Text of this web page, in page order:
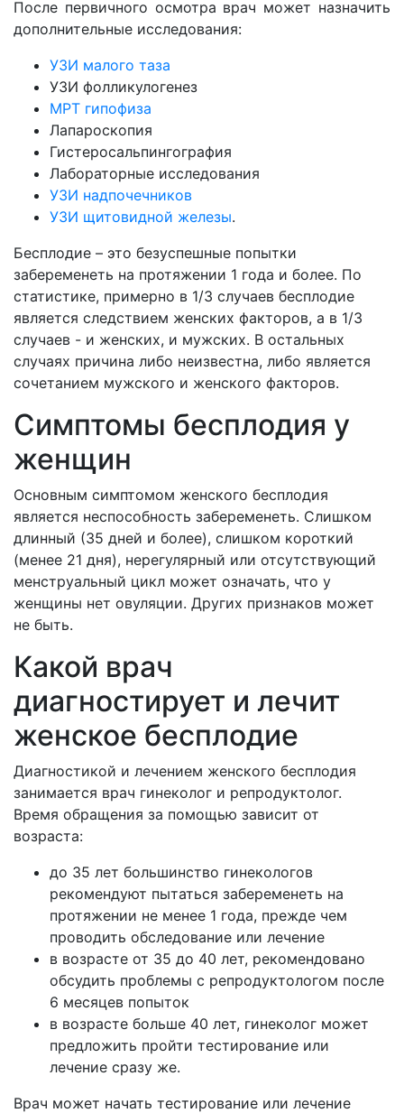
После первичного осмотра врач может назначить
дополнительные исследования:
УЗИ малого таза
УЗИ фолликулогенез
МРТ гипофиза
Лапароскопия
Гистеросальпингография
Лабораторные исследования
УЗИ надпочечников
УЗИ щитовидной железы.
Бесплодие – это безуспешные попытки
забеременеть на протяжении 1 года и более. По
статистике, примерно в 1/3 случаев бесплодие
является следствием женских факторов, а в 1/3
случаев - и женских, и мужских. В остальных
случаях причина либо неизвестна, либо является
сочетанием мужского и женского факторов.
Симптомы бесплодия у
женщин
Основным симптомом женского бесплодия
является неспособность забеременеть. Слишком
длинный (35 дней и более), слишком короткий
(менее 21 дня), нерегулярный или отсутствующий
менструальный цикл может означать, что у
женщины нет овуляции. Других признаков может
не быть.
Какой врач
диагностирует и лечит
женское бесплодие
Диагностикой и лечением женского бесплодия
занимается врач гинеколог и репродуктолог.
Время обращения за помощью зависит от
возраста:
до 35 лет большинство гинекологов
рекомендуют пытаться забеременеть на
протяжении не менее 1 года, прежде чем
проводить обследование или лечение
в возрасте от 35 до 40 лет, рекомендовано
обсудить проблемы с репродуктологом после
6 месяцев попыток
в возрасте больше 40 лет, гинеколог может
предложить пройти тестирование или
лечение сразу же.
Врач может начать тестирование или лечение